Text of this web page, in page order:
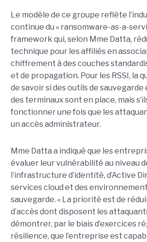
Le modèle de ce groupe reflète
continue du « ransomware-as-a-
framework qui, selon Mme Datta,
technique pour les affiliés en
chiffrement à des couches
et de propagation. Pour les RSSI, la
de savoir si des outils de
des terminaux sont en place, mais
fonctionner une fois que les
un accès administrateur.
Mme Datta a indiqué que les
évaluer leur vulnérabilité au niveau
l’infrastructure d’identité, d’Active
services cloud et des
sauvegarde. « La priorité est de
d’accès dont disposent les
démontrer, par le biais d’exercices
résilience, que l’entreprise est